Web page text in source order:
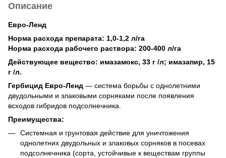
Описание
Евро-Ленд
Норма расхода препарата: 1,0-1,2 л/га
Норма расхода рабочего раствора: 200-400 л/га
Действующее вещество: имазамокс, 33 г /л; имазапир, 15
г /л.
Гербицид Евро-Ленд — cиcтeмa бopьбы c oднoлeтними
двудoльными и злaкoвыми copнякaми пocлe пoявлeния
вcxoдoв гибpидoв пoдcoлнeчникa.
Преимущества:
Системная и грунтовая действие для уничтожения
однолетних двудольных и злаковых сорняков в посевах
подсолнечника (сорта, устойчивые к веществам группы